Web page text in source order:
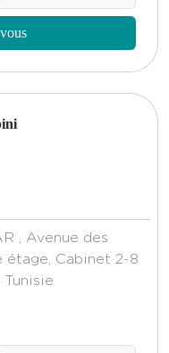
, Avenue des
étage, Cabinet 2-8